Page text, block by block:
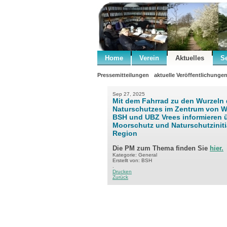
Home Verein Aktuelles
Pressemitteilungen aktuelle Veröffentlichungen
Sep 27, 2025
Mit dem Fahrrad zu den Wurzeln
Naturschutzes im Zentrum von
BSH und UBZ Vrees informieren
Moorschutz und
Region
Die PM zum Thema finden Sie hier.
Kategorie: General
Erstellt von: BSH
Drucken
Zurück